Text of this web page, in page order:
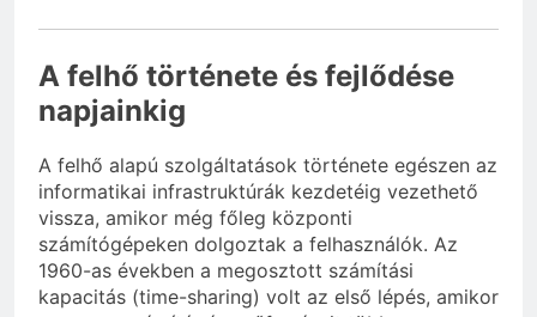
A felhő története és fejlődése
napjainkig
A felhő alapú szolgáltatások története egészen az
informatikai infrastruktúrák kezdetéig vezethető
vissza, amikor még főleg központi
számítógépeken dolgoztak a felhasználók. Az
1960-as években a megosztott számítási
kapacitás (time-sharing) volt az első lépés, amikor